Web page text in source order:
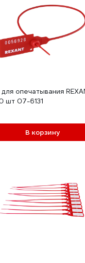
опечатывания
шт 07-6131
В корзину